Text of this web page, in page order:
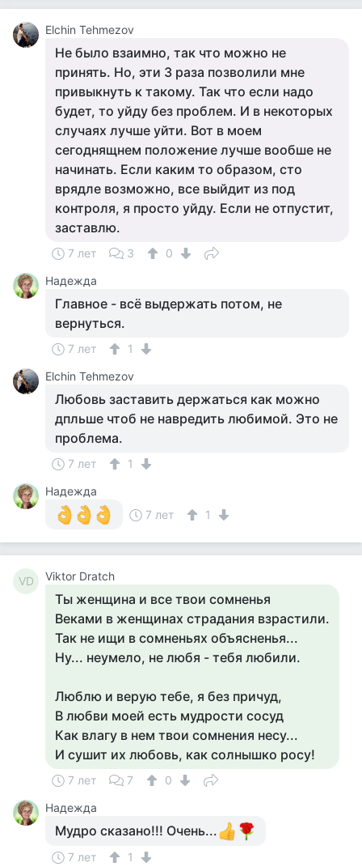
Elchin Tehmezov
Не было взаимно, так что можно не
принять. Но, эти 3 раза позволили мне
привыкнуть к такому. Так что если надо
будет, то уйду без проблем. И в некоторых
случаях лучше уйти. Вот в моем
сегоднящнем положение лучше вообше не
начинать. Если каким то образом, сто
врядле возможно, все выйдит из под
контроля, я просто уйду. Если не отпустит,
заставлю.
7 лет 3
0
Надежда
Главное - всё выдержать потом, не
вернуться.
7 лет
1
Elchin Tehmezov
Любовь заставить держаться как можно
дпльше чтоб не навредить любимой. Это не
проблема.
7 лет
1
Надежда
7 лет
1
VD Viktor Dratch
Ты женщина и все твои сомненья
Веками в женщинах страдания взрастили.
Так не ищи в сомненьях объясненья...
Ну... неумело, не любя - тебя любили.
Люблю и верую тебе, я без причуд,
В любви моей есть мудрости сосуд
Как влагу в нем твои сомнения несу...
И сушит их любовь, как солнышко росу!
7 лет 7
0
Надежда
Мудро сказано!!! Очень...
7 лет 1